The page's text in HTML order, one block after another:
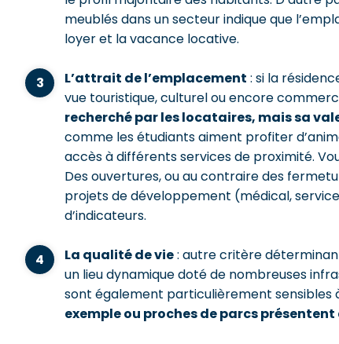
meublés dans un secteur indique que
loyer et la vacance locative.
L’attrait de l’emplacement : si la
vue touristique, culturel ou encore
recherché par les locataires, mais sa
comme les étudiants aiment profiter
accès à différents services de proximité.
Des ouvertures, ou au contraire des
projets de développement (médical,
d’indicateurs.
La qualité de vie: autre critère
un lieu dynamique doté de nombreuses
sont également particulièrement sensibles
exemple ou proches de parcs